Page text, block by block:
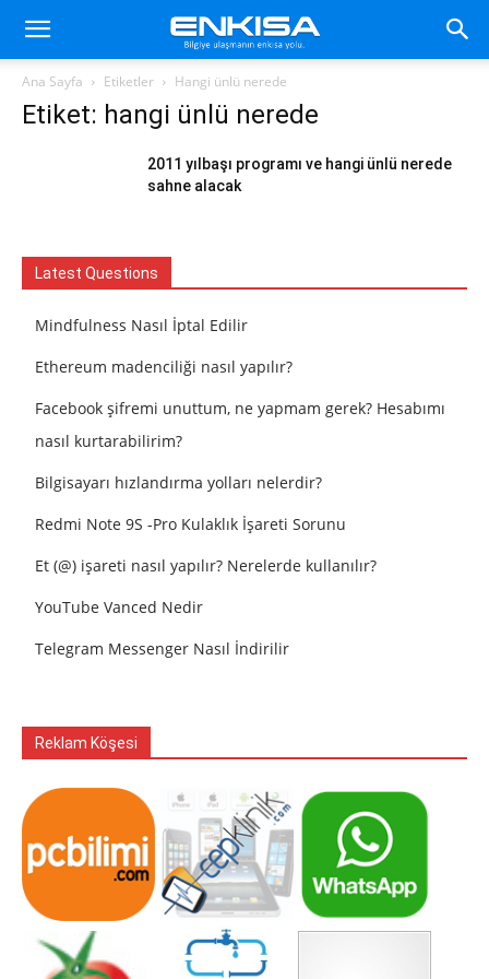
Ana Sayfa Etiketler Hangi ünlü nerede
Etiket: hangi ünlü nerede
2011 yılbaşı programı ve hangi ünlü nerede
sahne alacak
Latest Questions
Mindfulness Nasıl İptal Edilir
Ethereum madenciliği nasıl yapılır?
Facebook şifremi unuttum, ne yapmam gerek? Hesabımı
nasıl kurtarabilirim?
Bilgisayarı hızlandırma yolları nelerdir?
Redmi Note 9S -Pro Kulaklık İşareti Sorunu
Et (@) işareti nasıl yapılır? Nerelerde kullanılır?
YouTube Vanced Nedir
Telegram Messenger Nasıl İndirilir
Reklam Köşesi